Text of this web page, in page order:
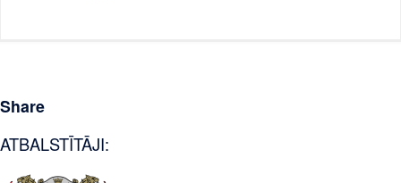
Share
ATBALSTĪTĀJI: